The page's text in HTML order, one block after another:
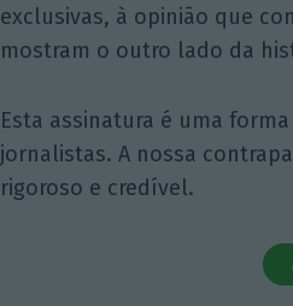
exclusivas, à opinião que
mostram o outro lado da
Esta assinatura é uma
jornalistas. A nossa
rigoroso e credível.